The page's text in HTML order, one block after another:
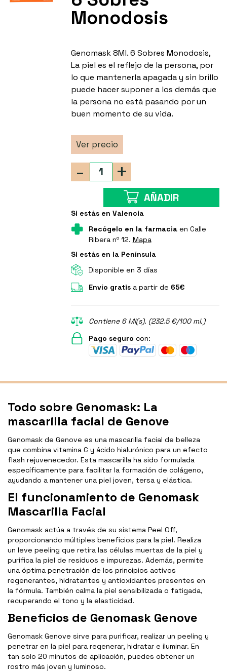
Monodosis
Genomask 8Ml. 6 Sobres Monodosis,
La piel es el reflejo de la persona, por
lo que mantenerla apagada y sin brillo
puede hacer suponer a los demás que
la persona no está pasando por un
buen momento de su vida.
Ver precio
+
-
AÑADIR
Si estás en Valencia
Recógelo en la farmaciaen Calle
Ribera nº 12. Mapa
Si estás en la Península
Disponible en 3 días
Envío gratisa partir de 65€
Contiene 6 Ml(s). (232.5 €/100 ml.)
Pago seguro con:
Todo sobre Genomask: La
mascarilla facial de Genove
Genomask de Genove es una mascarilla facial de belleza
que combina vitamina C y ácido hialurónico para un efecto
flash rejuvenecedor. Esta mascarilla ha sido formulada
específicamente para facilitar la formación de colágeno,
ayudando a mantener una piel joven, tersa y elástica.
El funcionamiento de Genomask
Mascarilla Facial
Genomask actúa a través de su sistema Peel Off,
proporcionando múltiples beneficios para la piel. Realiza
un leve peeling que retira las células muertas de la piel y
purifica la piel de residuos e impurezas. Además, permite
una óptima penetración de los principios activos
regenerantes, hidratantes y antioxidantes presentes en
la fórmula. También calma la piel sensibilizada o fatigada,
recuperando el tono y la elasticidad.
Beneficios de Genomask Genove
Genomask Genove sirve para purificar, realizar un peeling y
penetrar en la piel para regenerar, hidratar e iluminar. En
tan solo 20 minutos de aplicación, puedes obtener un
rostro más joven y luminoso.